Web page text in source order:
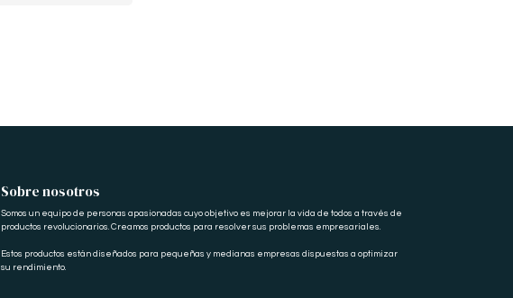
Sobre nosotros
Somos un equipo de personas apasionadas cuyo objetivo es mejorar la vida de todos a través de
productos revolucionarios. Creamos productos para resolver sus problemas empresariales.
Estos productos están diseñados para pequeñas y medianas empresas dispuestas a optimizar
su rendimiento.